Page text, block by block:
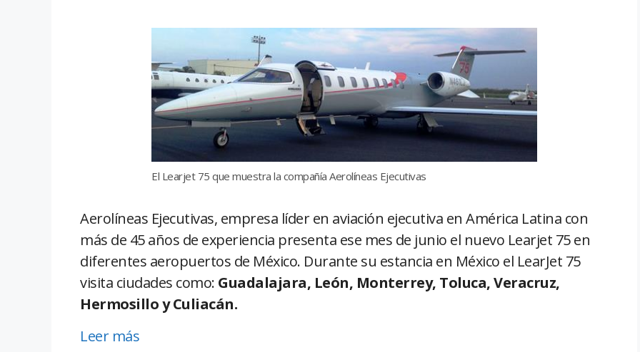
El Learjet 75 que muestra la compañía Aerolíneas Ejecutivas
Aerolíneas Ejecutivas, empresa líder en aviación ejecutiva en América Latina con
más de 45 años de experiencia presenta ese mes de junio el nuevo Learjet 75 en
diferentes aeropuertos de México. Durante su estancia en México el LearJet 75
visita ciudades como: Guadalajara, León, Monterrey, Toluca, Veracruz,
Hermosillo y Culiacán.
Leer más